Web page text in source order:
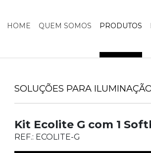
HOME QUEM SOMOS PRODUTOS
SOLUÇÕES PARA
Kit Ecolite G com 1
REF.: ECOLITE-G